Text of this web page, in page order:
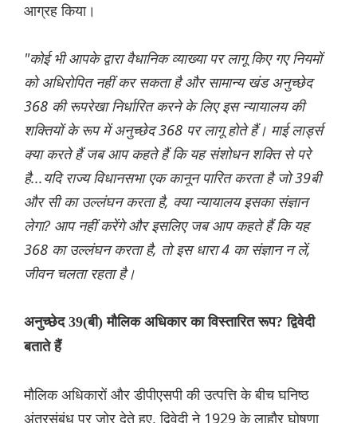
आग्रह किया।
"कोई भी आपके द्वारा वैधानिक व्याख्या पर लागू किए गए नियमों
को अधिरोपित नहीं कर सकता है और सामान्य खंड अनुच्छेद
368 की रूपरेखा निर्धारित करने के लिए इस न्यायालय की
शक्तियों के रूप में अनुच्छेद 368 पर लागू होते हैं। माई लार्ड्स
क्या करते हैं जब आप कहते हैं कि यह संशोधन शक्ति से परे
है...यदि राज्य विधानसभा एक कानून पारित करता है जो 39बी
और सी का उल्लंघन करता है, क्या न्यायालय इसका संज्ञान
लेगा? आप नहीं करेंगे और इसलिए जब आप कहते हैं कि यह
368 का उल्लंघन करता है, तो इस धारा 4 का संज्ञान न लें,
जीवन चलता रहता है।
अनुच्छेद 39(बी) मौलिक अधिकार का विस्तारित रूप? द्विवेदी
बताते हैं
मौलिक अधिकारों और डीपीएसपी की उत्पत्ति के बीच घनिष्ठ
अंतरसंबंध पर जोर देते हुए, द्विवेदी ने 1929 के लाहौर घोषणा